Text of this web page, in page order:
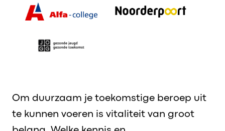
Om duurzaam je toekomstige beroep uit
te kunnen voeren is vitaliteit van groot